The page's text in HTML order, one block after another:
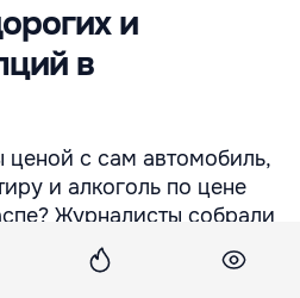
и
в
с сам автомобиль,
и алкоголь по цене
Журналисты собрали
опции и аксессуары,